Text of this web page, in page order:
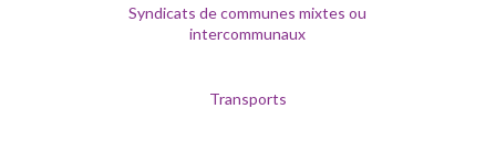
Syndicats de communes mixtes ou
intercommunaux
Transports